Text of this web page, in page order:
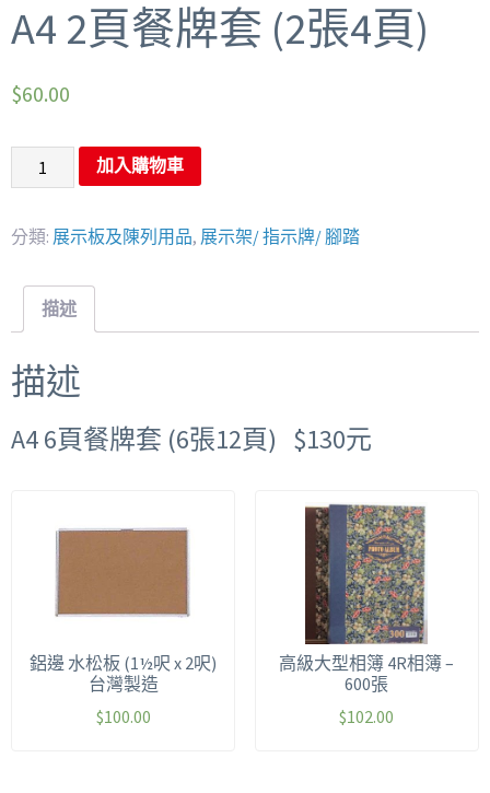
A4 2頁餐牌套 (2張4頁)
$60.00
加入購物車
分類: 展示板及陳列用品, 展示架/ 指示牌/ 腳踏
描述
描述
A4 6頁餐牌套 (6張12頁) $130元
鋁邊 水松板 (1½呎 x 2呎)
台灣製造
$100.00
高級大型相簿 4R相簿 –
600張
$102.00